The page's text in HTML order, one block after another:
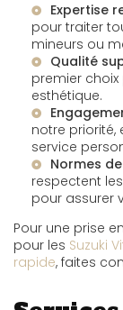
Expertise
pour traiter
mineurs ou
Qualité
premier
esthétique.
notre priorité,
service
Normes
respectent
pour assurer
Pour une prise
pour les Suzuki
rapide, faites